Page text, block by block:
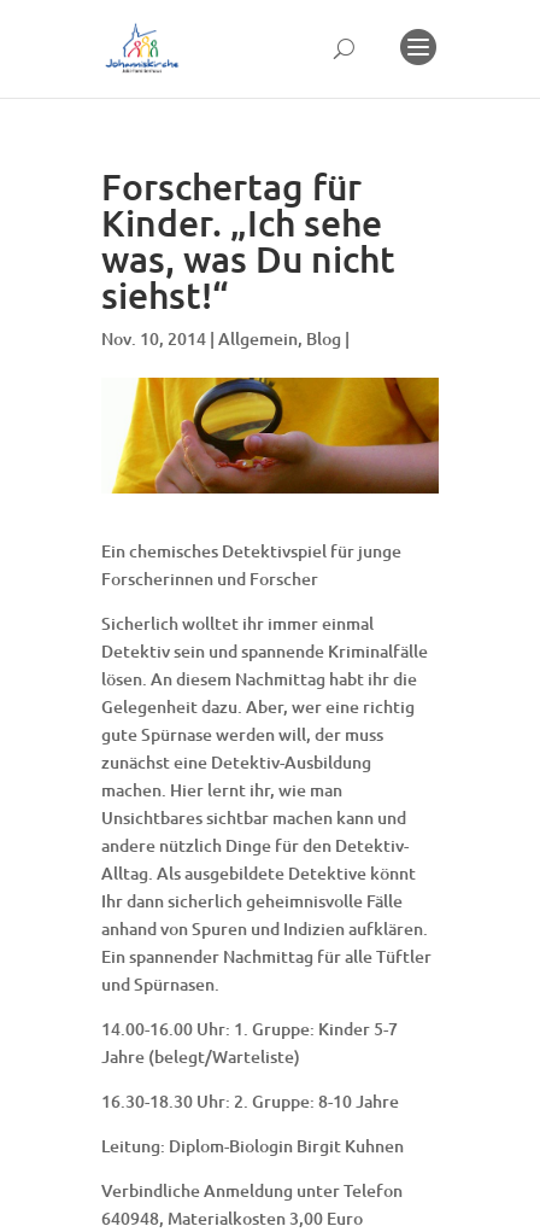
Forschertag für
Kinder. „Ich sehe
was, was Du nicht
siehst!“
Nov. 10, 2014 | Allgemein, Blog |
Ein chemisches Detektivspiel für junge
Forscherinnen und Forscher
Sicherlich wolltet ihr immer einmal
Detektiv sein und spannende Kriminalfälle
lösen. An diesem Nachmittag habt ihr die
Gelegenheit dazu. Aber, wer eine richtig
gute Spürnase werden will, der muss
zunächst eine Detektiv-Ausbildung
machen. Hier lernt ihr, wie man
Unsichtbares sichtbar machen kann und
andere nützlich Dinge für den Detektiv-
Alltag. Als ausgebildete Detektive könnt
Ihr dann sicherlich geheimnisvolle Fälle
anhand von Spuren und Indizien aufklären.
Ein spannender Nachmittag für alle Tüftler
und Spürnasen.
14.00-16.00 Uhr: 1. Gruppe: Kinder 5-7
Jahre (belegt/Warteliste)
16.30-18.30 Uhr: 2. Gruppe: 8-10 Jahre
Leitung: Diplom-Biologin Birgit Kuhnen
Verbindliche Anmeldung unter Telefon
640948, Materialkosten 3,00 Euro